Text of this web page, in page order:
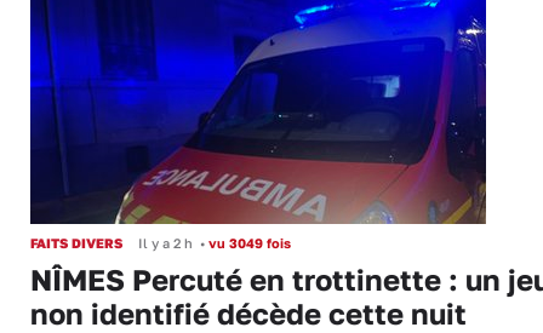
FAITS DIVERS Il y a 2 h • vu 3049 fois
NÎMES Percuté en trottinette : un
non identifié décède cette nuit